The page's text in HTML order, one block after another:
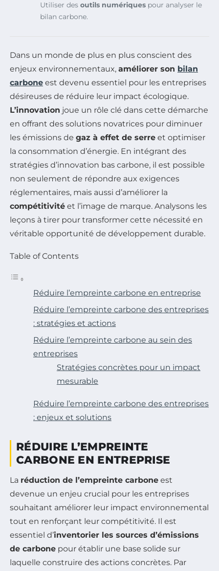
Utiliser des outils numériques pour analyser le
bilan carbone.
Dans un monde de plus en plus conscient des
enjeux environnementaux, améliorer son bilan
carbone est devenu essentiel pour les entreprises
désireuses de réduire leur impact écologique.
L’innovation joue un rôle clé dans cette démarche
en offrant des solutions novatrices pour diminuer
les émissions de gaz à effet de serre et optimiser
la consommation d’énergie. En intégrant des
stratégies d’innovation bas carbone, il est possible
non seulement de répondre aux exigences
réglementaires, mais aussi d’améliorer la
compétitivité et l’image de marque. Analysons les
leçons à tirer pour transformer cette nécessité en
véritable opportunité de développement durable.
Table of Contents
Réduire l’empreinte carbone en entreprise
Réduire l’empreinte carbone des entreprises
: stratégies et actions
Réduire l’empreinte carbone au sein des
entreprises
Stratégies concrètes pour un impact
mesurable
Réduire l’empreinte carbone des entreprises
: enjeux et solutions
RÉDUIRE L’EMPREINTE
CARBONE EN ENTREPRISE
La réduction de l’empreinte carbone est
devenue un enjeu crucial pour les entreprises
souhaitant améliorer leur impact environnemental
tout en renforçant leur compétitivité. Il est
essentiel d’inventorier les sources d’émissions
de carbone pour établir une base solide sur
laquelle construire des actions concrètes. Par